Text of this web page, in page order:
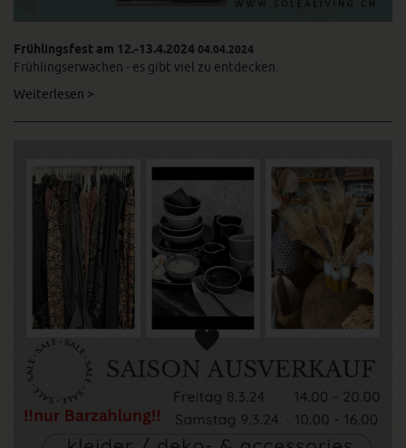
Frühlingsfest am 12.-13.4.2024 04.04.2024
Frühlingserwachen - es gibt viel zu entdecken.
Weiterlesen >